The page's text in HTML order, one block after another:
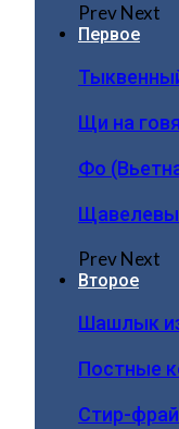
PrevNext
Первое
Щи на
Фо
PrevNext
Второе
Шашлык
Постные
Стир-